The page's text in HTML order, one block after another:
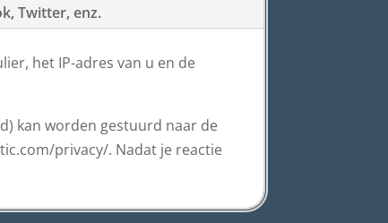
Twitter, enz.
het IP-adres van u en de
kan worden gestuurd naar de
privacy/. Nadat je reactie